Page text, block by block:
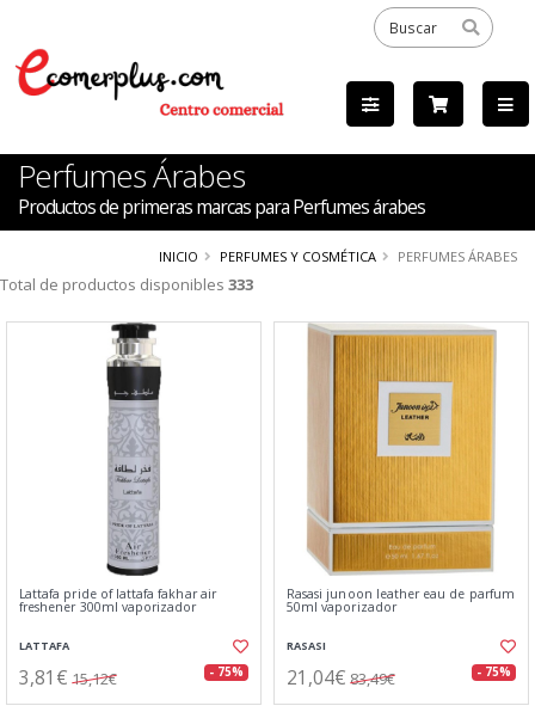
Perfumes Árabes
Productos de primeras marcas para Perfumes árabes
INICIO PERFUMES Y COSMÉTICA PERFUMES ÁRABES
Total de productos disponibles 333
Lattafa pride of lattafa fakhar air
freshener 300ml vaporizador
LATTAFA
3,81€ 15,12€ - 75%
Rasasi junoon leather eau de parfum
50ml vaporizador
RASASI
21,04€ 83,49€ - 75%